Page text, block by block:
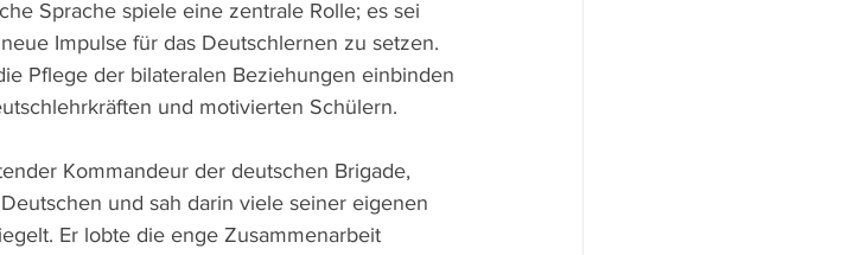
Sprache spiele eine zentrale Rolle; es sei
Impulse für das Deutschlernen zu setzen.
Pflege der bilateralen Beziehungen einbinden
und motivierten Schülern.
Kommandeur der deutschen Brigade,
und sah darin viele seiner eigenen
Er lobte die enge Zusammenarbeit